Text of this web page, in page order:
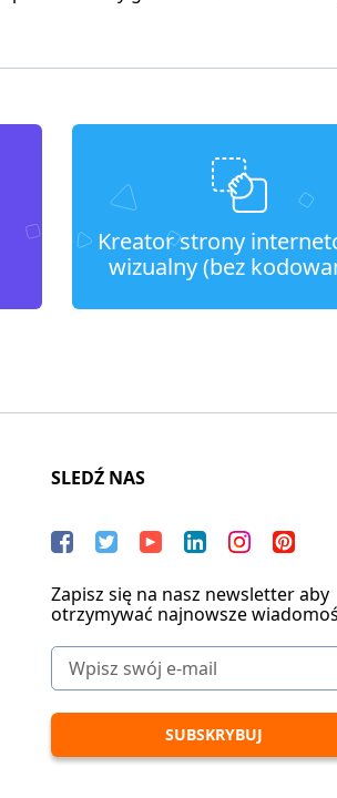
Kreator strony
wizualny (bez
SLEDŹ NAS
Zapisz się na nasz newsletter aby
otrzymywać najnowsze